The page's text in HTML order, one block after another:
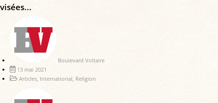
visées...
Boulevard Voltaire
13 mai 2021
Articles International Religion